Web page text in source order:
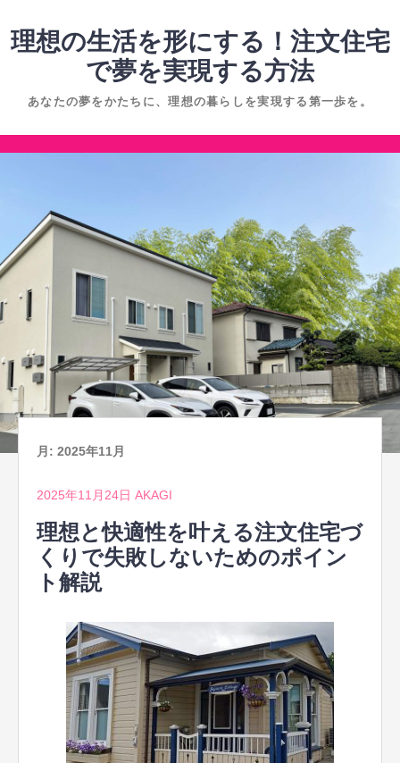
ン
へ
ス
理想の生活を形にする！注文住宅
で夢を実現する方法
あなたの夢をかたちに、理想の暮らしを実現する第一歩を。
コ
ツ
へ
ス
プ
月: 2025年11月
2025年11月24日 AKAGI
理想と快適性を叶える注文住宅づ
くりで失敗しないためのポイン
ト解説